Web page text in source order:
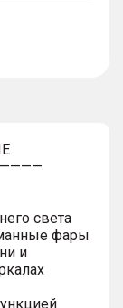
света
фары
и